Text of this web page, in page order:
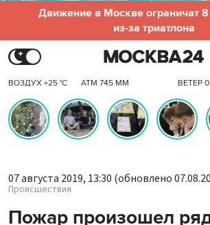
Движение в Москве ограничат 8
из-за триатлона
ВОЗДУХ +25 °C АТМ 745 ММ ВЕТЕР
07 августа 2019, 13:30 (обновлено
Происшествия
Пожар произошел